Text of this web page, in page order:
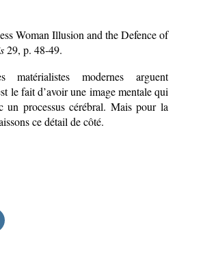
Woman Illusion and the Defence of
29, p. 48-49.
modernes arguent
le fait d’avoir une image mentale qui
un processus cérébral. Mais pour la
ce détail de côté.